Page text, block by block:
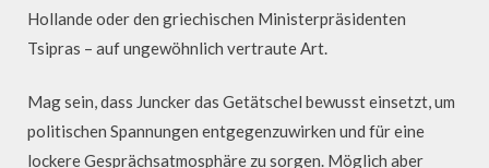
Hollande oder den griechischen Ministerpräsidenten
Tsipras – auf ungewöhnlich vertraute Art.
Mag sein, dass Juncker das Getätschel bewusst einsetzt, um
politischen Spannungen entgegenzuwirken und für eine
lockere Gesprächsatmosphäre zu sorgen. Möglich aber